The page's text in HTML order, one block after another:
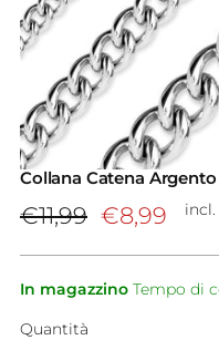
Collana Catena Argento
Prezzo
listino
€11,99 €8,99 incl.
In magazzino Tempo di
Quantità